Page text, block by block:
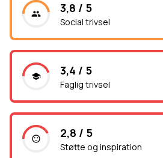
3,8 / 5
Social trivsel
3,4 / 5
Faglig trivsel
2,8 / 5
Støtte og inspiration